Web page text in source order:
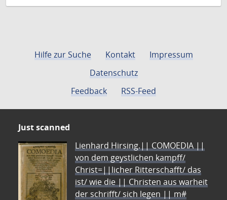
Hilfe zur Suche Kontakt
Impressum
Datenschutz
Feedback
RSS-Feed
Just scanned
Lienhard Hirsing.|| COMOEDIA ||
von dem geystlichen kampff/
Christ=||licher Ritterschafft/ das
ist/ wie die || Christen aus warheit
der schrifft/ sich legen || m#